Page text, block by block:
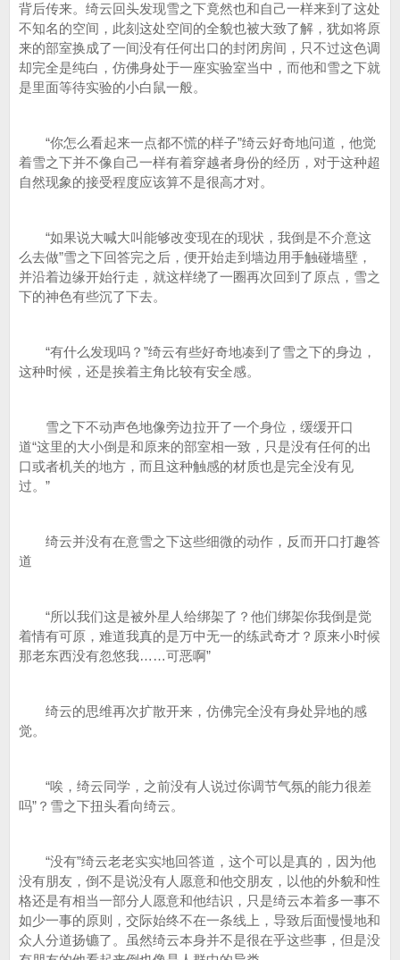
背后传来。绮云回头发现雪之下竟然也和自己一样来到了这处
不知名的空间，此刻这处空间的全貌也被大致了解，犹如将原
来的部室换成了一间没有任何出口的封闭房间，只不过这色调
却完全是纯白，仿佛身处于一座实验室当中，而他和雪之下就
是里面等待实验的小白鼠一般。
“你怎么看起来一点都不慌的样子”绮云好奇地问道，他觉
着雪之下并不像自己一样有着穿越者身份的经历，对于这种超
自然现象的接受程度应该算不是很高才对。
“如果说大喊大叫能够改变现在的现状，我倒是不介意这
么去做”雪之下回答完之后，便开始走到墙边用手触碰墙壁，
并沿着边缘开始行走，就这样绕了一圈再次回到了原点，雪之
下的神色有些沉了下去。
“有什么发现吗？”绮云有些好奇地凑到了雪之下的身边，
这种时候，还是挨着主角比较有安全感。
雪之下不动声色地像旁边拉开了一个身位，缓缓开口
道“这里的大小倒是和原来的部室相一致，只是没有任何的出
口或者机关的地方，而且这种触感的材质也是完全没有见
过。”
绮云并没有在意雪之下这些细微的动作，反而开口打趣答
道
“所以我们这是被外星人给绑架了？他们绑架你我倒是觉
着情有可原，难道我真的是万中无一的练武奇才？原来小时候
那老东西没有忽悠我……可恶啊”
绮云的思维再次扩散开来，仿佛完全没有身处异地的感
觉。
“唉，绮云同学，之前没有人说过你调节气氛的能力很差
吗”？雪之下扭头看向绮云。
“没有”绮云老老实实地回答道，这个可以是真的，因为他
没有朋友，倒不是说没有人愿意和他交朋友，以他的外貌和性
格还是有相当一部分人愿意和他结识，只是绮云本着多一事不
如少一事的原则，交际始终不在一条线上，导致后面慢慢地和
众人分道扬镳了。虽然绮云本身并不是很在乎这些事，但是没